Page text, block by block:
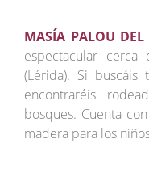
MASÍA PALOU DEL
espectacular
(Lérida). Si buscáis
encontraréis
bosques. Cuenta
madera para los